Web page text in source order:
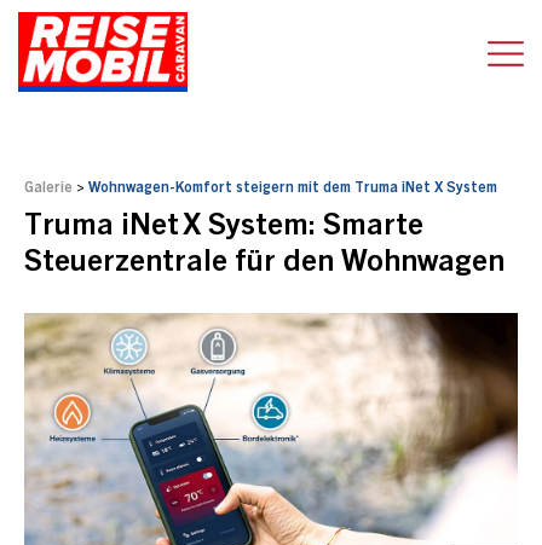
Galerie > Wohnwagen-Komfort steigern mit dem Truma iNet X System
Truma iNet X System: Smarte
Steuerzentrale für den Wohnwagen